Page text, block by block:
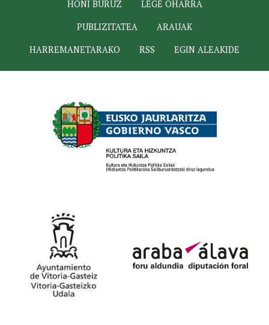
HONI BURUZ
LEGE OHARRA
PUBLIZITATEA
ARAUAK
HARREMANETARAKO
RSS EGIN ALEAKIDE